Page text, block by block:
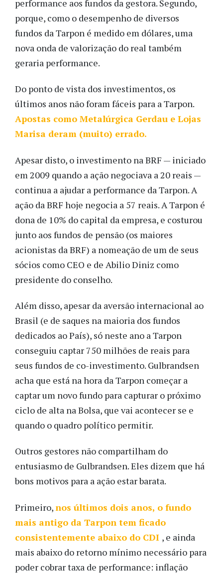
performance aos fundos da gestora. Segundo,
porque, como o desempenho de diversos
fundos da Tarpon é medido em dólares, uma
nova onda de valorização do real também
geraria performance.
Do ponto de vista dos investimentos, os
últimos anos não foram fáceis para a Tarpon.
Apostas como Metalúrgica Gerdau e Lojas
Marisa deram (muito) errado.
Apesar disto, o investimento na BRF — iniciado
em 2009 quando a ação negociava a 20 reais —
continua a ajudar a performance da Tarpon. A
ação da BRF hoje negocia a 57 reais. A Tarpon é
dona de 10% do capital da empresa, e costurou
junto aos fundos de pensão (os maiores
acionistas da BRF) a nomeação de um de seus
sócios como CEO e de Abilio Diniz como
presidente do conselho.
Além disso, apesar da aversão internacional ao
Brasil (e de saques na maioria dos fundos
dedicados ao País), só neste ano a Tarpon
conseguiu captar 750 milhões de reais para
seus fundos de co-investimento. Gulbrandsen
acha que está na hora da Tarpon começar a
captar um novo fundo para capturar o próximo
ciclo de alta na Bolsa, que vai acontecer se e
quando o quadro político permitir.
Outros gestores não compartilham do
entusiasmo de Gulbrandsen. Eles dizem que há
bons motivos para a ação estar barata.
Primeiro,nos últimos dois anos, o fundo
mais antigo da Tarpon tem ficado
consistentemente abaixo do CDI , e ainda
mais abaixo do retorno mínimo necessário para
poder cobrar taxa de performance: inflação